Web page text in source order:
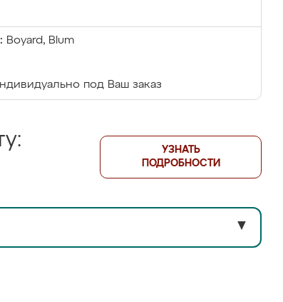
Boyard, Blum
под Ваш заказ
УЗНАТЬ
ПОДРОБНОСТИ
▼